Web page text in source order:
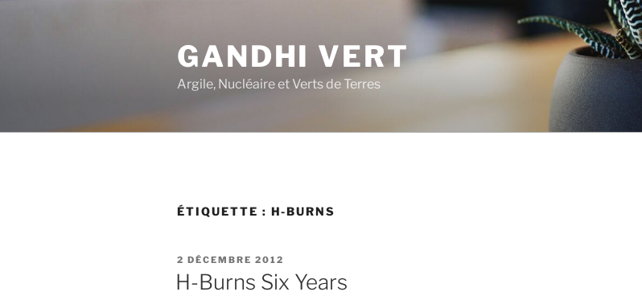
GANDHI VERT
Argile, Nucléaire et Verts de Terres
ÉTIQUETTE : H-BURNS
PUBLIÉ
LE
2 DÉCEMBRE 2012
H-Burns Six Years